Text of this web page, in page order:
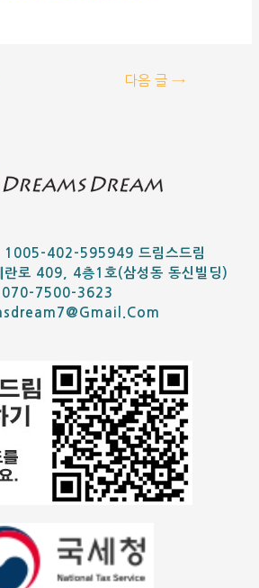
다음 글→
1005-402-595949 드림스드림
란로 409, 4층1호(삼성동 동신빌딩)
070-7500-3623